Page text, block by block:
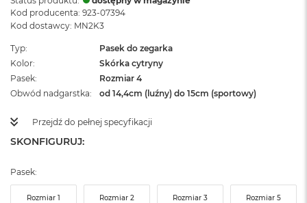
Kod producenta: 923-07394
Kod dostawcy: MN2K3
Typ
Pasek do zegarka
Kolor
Skórka cytryny
Pasek
Rozmiar 4
Obwód nadgarstka
od 14,4cm (luźny) do 15cm (sportowy)
Przejdź do pełnej specyfikacji
SKONFIGURUJ:
Pasek:
Rozmiar 1 Rozmiar 2 Rozmiar 3 Rozmiar 5